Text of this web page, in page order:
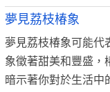
夢見荔枝椿象
夢見荔枝椿象可能代
象徵著甜美和豐盛，
暗示著你對於生活中